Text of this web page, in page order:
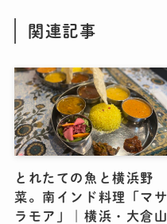
関連記事
とれたての魚と横浜野
菜。南インド料理「マサ
ラモア」｜横浜・大倉山